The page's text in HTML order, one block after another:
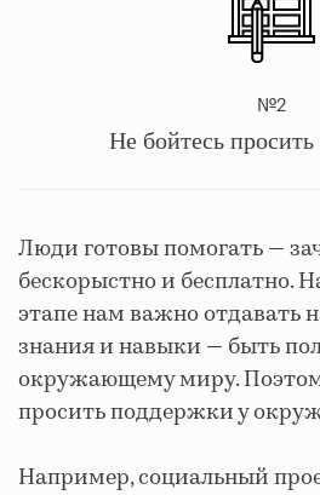
№2
Не бойтесь
Люди готовы помогать —
бескорыстно и бесплатно.
этапе нам важно отдавать
знания и навыки — быть
окружающему миру.
просить поддержки у
Например, социальный